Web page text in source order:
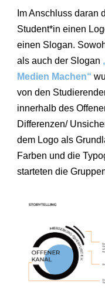
Im Anschluss daran
Student*in einen
einen Slogan.
als auch der Slogan
Medien Machen“
von den
innerhalb des
Differenzen/
dem Logo als
Farben und die
starteten die